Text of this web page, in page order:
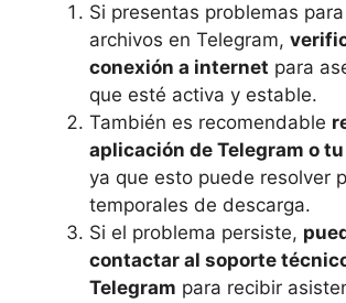
Si presentas problemas
archivos en Telegram,
conexión a internet para
que esté activa y estable.
También es recomendable
aplicación de Telegram o
ya que esto puede resolver
temporales de descarga.
Si el problema persiste,
contactar al soporte
Telegram para recibir